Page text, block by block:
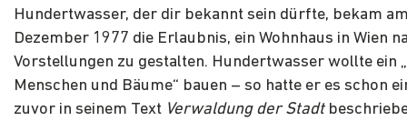
Hundertwasser, der dir bekannt sein dürfte, bekam
Dezember 1977 die Erlaubnis, ein Wohnhaus in Wien
Vorstellungen zu gestalten. Hundertwasser wollte ein
Menschen und Bäume“ bauen – so hatte er es schon
zuvor in seinem Text Verwaldung der Stadt